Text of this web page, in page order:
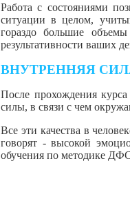
Работа с состояниями
ситуации в целом,
гораздо большие
результативности ваших
ВНУТРЕННЯЯ
После прохождения
силы, в связи с чем
Все эти качества в
говорят - высокой
обучения по методике